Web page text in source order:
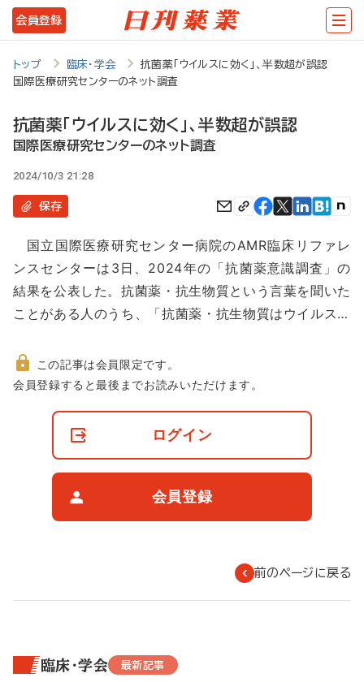
メ
イ
ン
テ
ツ
に
動
会員登録
トップ 臨床・学会
抗菌薬「ウイルスに効く」、半数超が誤認
国際医療研究センターのネット調査
抗菌薬「ウイルスに効く」、半数超が誤認
国際医療研究センターのネット調査
2024/10/3 21:28
保存
国立国際医療研究センター病院のAMR臨床リファレ
ンスセンターは3日、2024年の「抗菌薬意識調査」の
結果を公表した。抗菌薬・抗生物質という言葉を聞いた
ことがある人のうち、「抗菌薬・抗生物質はウイルス…
非
この記事は会員限定です。
会員登録すると最後までお読みいただけます。
ログイン
会員登録
前のページに戻る
臨床・学会 最新記事